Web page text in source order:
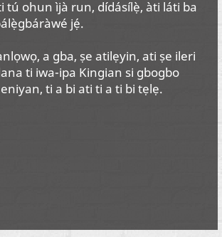
tú ohun ìjà run, dídásílẹ̀, àti láti ba
jẹ́.
a gba, ṣe atilẹyin, ati ṣe ileri
ti iwa-ipa Kingian si gbogbo
ti a bi ati ti a ti bi tẹlẹ.